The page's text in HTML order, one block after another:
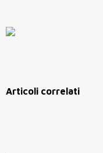
Articoli correlati